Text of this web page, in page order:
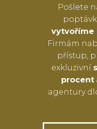
Pošlete
vytvoříme
Firmám
přístup,
exkluzivní
procent
agentury